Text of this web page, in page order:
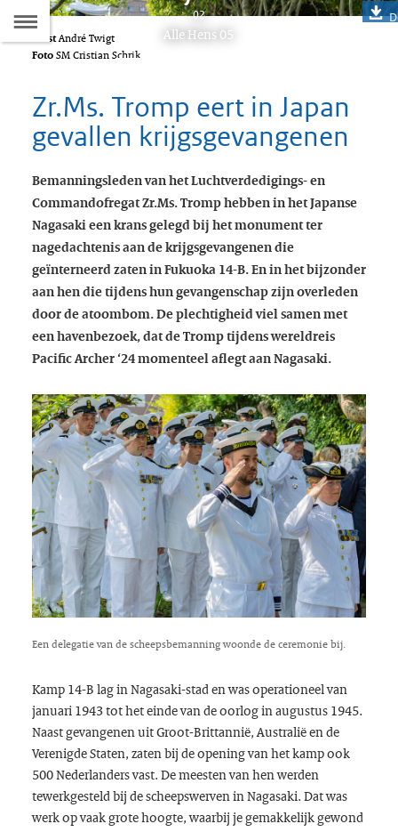
02
Dit
Alle Hens 05
TekstAndré Twigt
FotoSM Cristian Schrik
Zr.Ms. Tromp eert in Japan
gevallen krijgsgevangenen
Bemanningsleden van het Luchtverdedigings- en
Commandofregat Zr.Ms. Tromp hebben in het Japanse
Nagasaki een krans gelegd bij het monument ter
nagedachtenis aan de krijgsgevangenen die
geïnterneerd zaten in Fukuoka 14-B. En in het bijzonder
aan hen die tijdens hun gevangenschap zijn overleden
door de atoombom. De plechtigheid viel samen met
een havenbezoek, dat de Tromp tijdens wereldreis
Pacific Archer ‘24 momenteel aflegt aan Nagasaki.
Een delegatie van de scheepsbemanning woonde de ceremonie bij.
Kamp 14-B lag in Nagasaki-stad en was operationeel van
januari 1943 tot het einde van de oorlog in augustus 1945.
Naast gevangenen uit Groot-Brittannië, Australië en de
Verenigde Staten, zaten bij de opening van het kamp ook
500 Nederlanders vast. De meesten van hen werden
tewerkgesteld bij de scheepswerven in Nagasaki. Dat was
werk op vaak grote hoogte, waarbij je gemakkelijk gewond
Naar
de